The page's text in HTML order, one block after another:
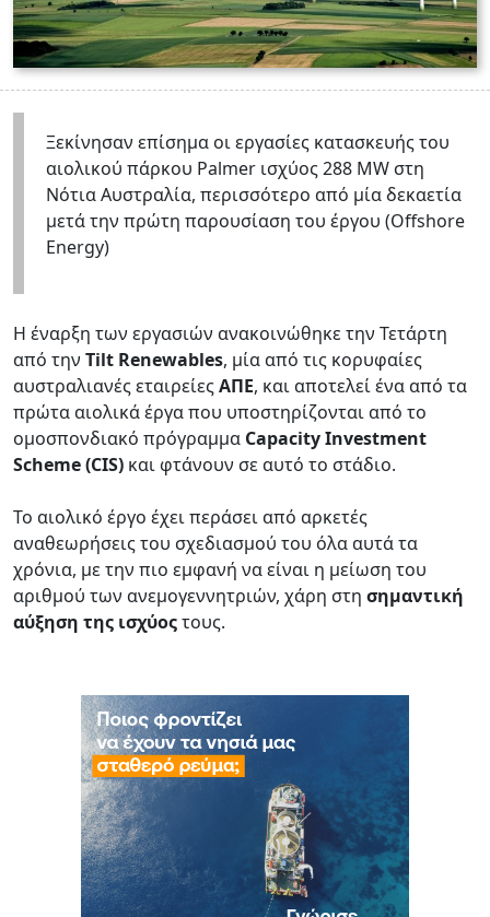
Ξεκίνησαν επίσημα οι εργασίες κατασκευής του
αιολικού πάρκου Palmer ισχύος 288 MW στη
Νότια Αυστραλία, περισσότερο από μία δεκαετία
μετά την πρώτη παρουσίαση του έργου (Offshore
Energy)
Η έναρξη των εργασιών ανακοινώθηκε την Τετάρτη
από την Tilt Renewables, μία από τις κορυφαίες
αυστραλιανές εταιρείεςΑΠΕ, και αποτελεί ένα από τα
πρώτα αιολικά έργα που υποστηρίζονται από το
ομοσπονδιακό πρόγραμμα Capacity Investment
Scheme (CIS) και φτάνουν σε αυτό το στάδιο.
Το αιολικό έργο έχει περάσει από αρκετές
αναθεωρήσεις του σχεδιασμού του όλα αυτά τα
χρόνια, με την πιο εμφανή να είναι η μείωση του
αριθμού των ανεμογεννητριών, χάρη στη σημαντική
αύξηση της ισχύοςτους.